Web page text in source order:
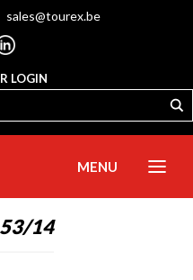
sales@tourex.be
LOGIN
MENU
14